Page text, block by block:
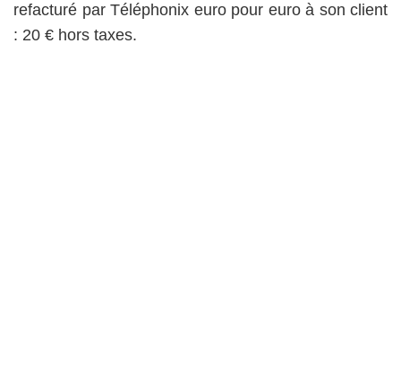
refacturé par Téléphonix euro pour euro à son client
: 20 € hors taxes.